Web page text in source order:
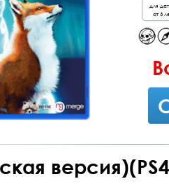
для
от 6